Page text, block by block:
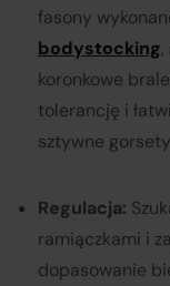
fasony
bodystocking,
koronkowe
tolerancję i
sztywne
Regulacja:
ramiączkami i
dopasowanie